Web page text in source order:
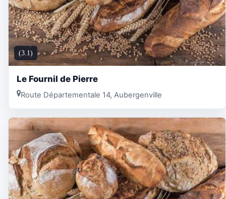
(3.1)
Le Fournil de Pierre
Route Départementale 14, Aubergenville